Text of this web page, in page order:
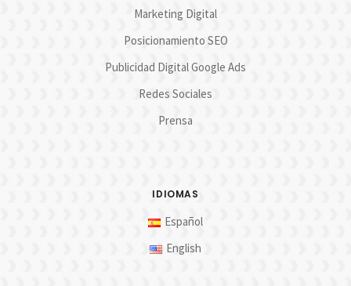
Marketing Digital
Posicionamiento SEO
Publicidad Digital Google Ads
Redes Sociales
Prensa
IDIOMAS
Español
English